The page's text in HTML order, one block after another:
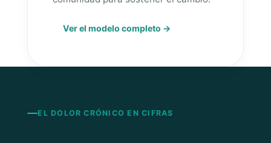
Ver el modelo completo →
EL DOLOR CRÓNICO EN CIFRAS